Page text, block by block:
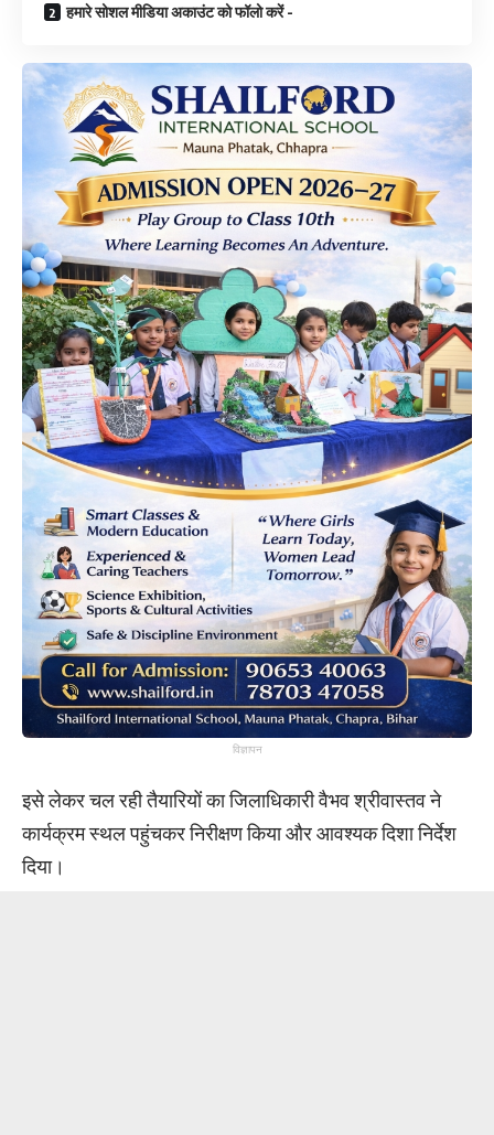
हमारे सोशल मीडिया अकाउंट को फॉलो करें -
विज्ञापन
इसे लेकर चल रही तैयारियों का जिलाधिकारी वैभव श्रीवास्तव ने
कार्यक्रम स्थल पहुंचकर निरीक्षण किया और आवश्यक दिशा निर्देश
दिया।